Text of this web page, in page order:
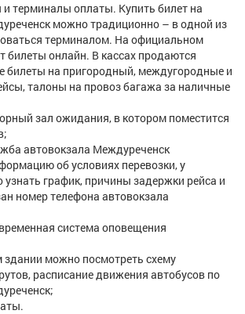
терминалы оплаты. Купить билет на
можно традиционно – в одной из
терминалом. На официальном
билеты онлайн. В кассах продаются
билеты на пригородный, междугородные и
талоны на провоз багажа за наличные
зал ожидания, в котором поместится
автовокзала Междуреченск
об условиях перевозки, у
график, причины задержки рейса и
номер телефона автовокзала
система оповещения
здании можно посмотреть схему
расписание движения автобусов по